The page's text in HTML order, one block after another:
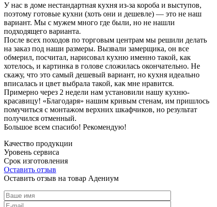
У нас в доме нестандартная кухня из-за короба и выступов,
поэтому готовые кухни (хоть они и дешевле) — это не наш
вариант. Мы с мужем много где были, но не нашли
подходящего варианта.
После всех походов по торговым центрам мы решили делать
на заказ под наши размеры. Вызвали замерщика, он все
обмерил, посчитал, нарисовал кухню именно такой, как
хотелось, и картинка в голове сложилась окончательно. Не
скажу, что это самый дешевый вариант, но кухня идеально
вписалась и цвет выбрала такой, как мне нравится.
Примерно через 2 недели нам установили нашу кухню-
красавицу! «Благодаря» нашим кривым стенам, им пришлось
помучиться с монтажом верхних шкафчиков, но результат
получился отменный.
Большое всем спасибо! Рекомендую!
Качество продукции
Уровень сервиса
Срок изготовления
Оставить отзыв
Оставить отзыв на товар Адениум